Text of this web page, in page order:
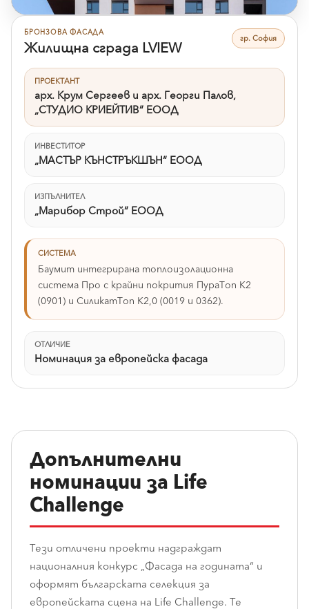
БРОНЗОВА ФАСАДА
Жилищна сграда LVIEW гр. София
ПРОЕКТАНТ
арх. Крум Сергеев и арх. Георги Палов,
„СТУДИО КРИЕЙТИВ“ ЕООД
ИНВЕСТИТОР
„МАСТЪР КЪНСТРЪКШЪН“ ЕООД
ИЗПЪЛНИТЕЛ
„Марибор Строй“ ЕООД
СИСТЕМА
Баумит интегрирана топлоизолационна
система Про с крайни покрития ПураТоп К2
(0901) и СиликатТоп К2,0 (0019 и 0362).
ОТЛИЧИЕ
Номинация за европейска фасада
Допълнителни
номинации за Life
Challenge
Тези отличени проекти надграждат
националния конкурс „Фасада на годината“ и
оформят българската селекция за
европейската сцена на Life Challenge. Те